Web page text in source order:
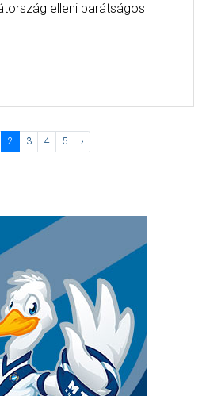
elleni barátságos
2 3 4 5 ›